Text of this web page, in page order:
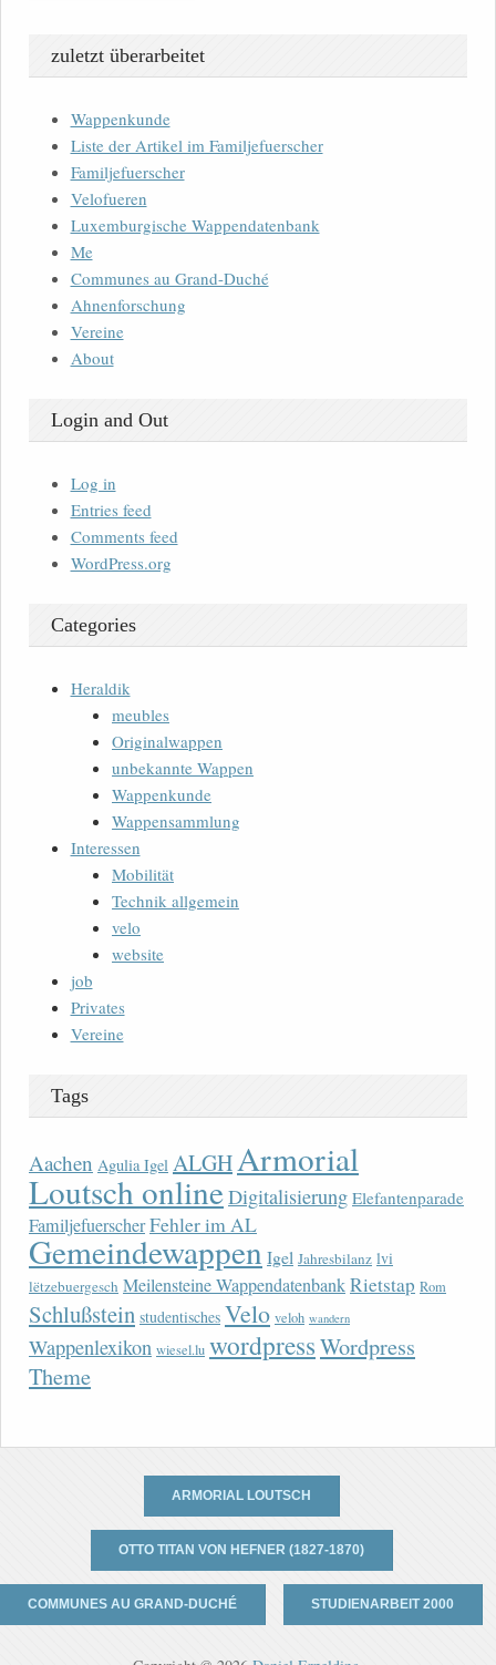
zuletzt überarbeitet
Wappenkunde
Liste der Artikel im Familjefuerscher
Familjefuerscher
Velofueren
Luxemburgische Wappendatenbank
Me
Communes au Grand-Duché
Ahnenforschung
Vereine
About
Login and Out
Log in
Entries feed
Comments feed
WordPress.org
Categories
Heraldik
meubles
Originalwappen
unbekannte Wappen
Wappenkunde
Wappensammlung
Interessen
Mobilität
Technik allgemein
velo
website
job
Privates
Vereine
Tags
Aachen Agulia Igel ALGHArmorial
Loutsch onlineDigitalisierung Elefantenparade
FamiljefuerscherFehler im AL
Gemeindewappen Igel Jahresbilanz lvi
lëtzebuergesch Meilensteine WappendatenbankRietstap Rom
Schlußstein studentisches Velo veloh wandern
Wappenlexikon wiesel.lu wordpressWordpress
Theme
ARMORIAL LOUTSCH
OTTO TITAN VON HEFNER (1827-1870)
COMMUNES AU GRAND-DUCHÉ STUDIENARBEIT 2000